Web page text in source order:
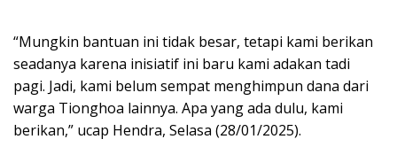
“Mungkin bantuan ini tidak besar, tetapi kami berikan
seadanya karena inisiatif ini baru kami adakan tadi
pagi. Jadi, kami belum sempat menghimpun dana dari
warga Tionghoa lainnya. Apa yang ada dulu, kami
berikan,” ucap Hendra, Selasa (28/01/2025).